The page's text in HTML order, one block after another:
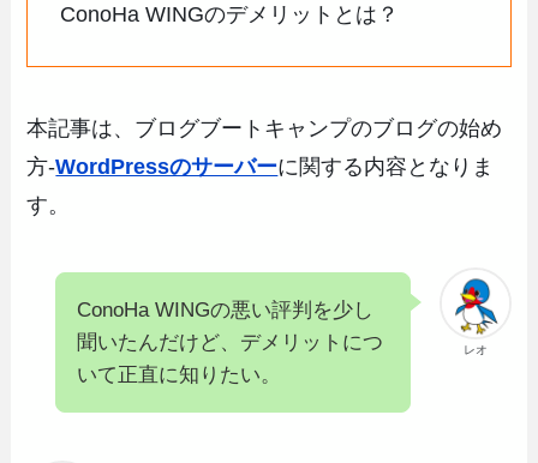
ConoHa WINGのデメリットとは？
本記事は、ブログブートキャンプのブログの始め
方-WordPressのサーバーに関する内容となりま
す。
レオ
ConoHa WINGの悪い評判を少し
聞いたんだけど、デメリットにつ
いて正直に知りたい。